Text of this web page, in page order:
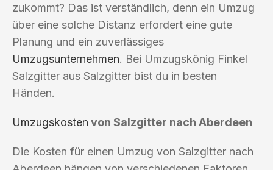
zukommt? Das ist verständlich, denn ein Umzug
über eine solche Distanz erfordert eine gute
Planung und ein zuverlässiges
Umzugsunternehmen. Bei Umzugskönig Finkel
Salzgitter aus Salzgitter bist du in besten
Händen.
Umzugskosten von Salzgitter nach Aberdeen
Die Kosten für einen Umzug von Salzgitter nach